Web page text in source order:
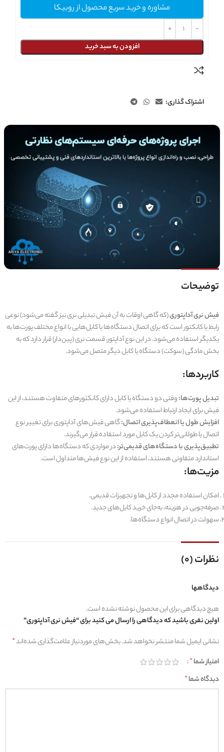
مشاوره و خرید سریع محصول از روبیکا
افزودن به سبد خرید
اشتراک گذاری:
توضیحات
فیش نری آداپتوری(که گاهی اوقات به آن فیش تبدیلی نری نیز گفته می‌شود) نوعی
رابط یا کانکتور است که برای اتصال دستگاه‌ها یا کابل‌هایی با انواع مختلف پورت‌ها به
یکدیگر استفاده می‌شود. در این نوع آداپتور، قسمت نری (پین‌دار) قرار دارد که به
بخش مادگی (سوکت) دستگاه یا کابل دیگر متصل می‌شود.
کاربردها:
تبدیل پورت‌ها:وقتی دو دستگاه یا کابل دارای کانکتورهای متفاوت هستند، از این
فیش برای ایجاد ارتباط استفاده می‌شود.
افزایش طول یا انعطاف‌پذیری اتصال:گاهی فیش‌های آداپتوری برای تغییر نوع
اتصال یا طولانی‌تر کردن یک کابل مورد استفاده قرار می‌گیرند.
تطبیق‌پذیری با دستگاه‌های قدیمی‌تر:در مواردی که دستگاه‌ها دارای پورت‌های
استاندارد متفاوتی هستند، استفاده از این نوع فیش‌ها متداول است.
مزیت‌ها:
امکان استفاده مجدد از کابل‌ها و تجهیزات قدیمی.
صرفه‌جویی در هزینه، به‌جای خرید کابل‌های جدید.
سهولت در اتصال انواع دستگاه‌ها.
نظرات (0)
دیدگاهها
هیچ دیدگاهی برای این محصول نوشته نشده است.
اولین نفری باشید که دیدگاهی را ارسال می کنید برای “فیش نری آداپتوری”
نشانی ایمیل شما منتشر نخواهد شد.بخش‌های موردنیاز علامت‌گذاری شده‌اند*
امتیاز شما*
دیدگاه شما*